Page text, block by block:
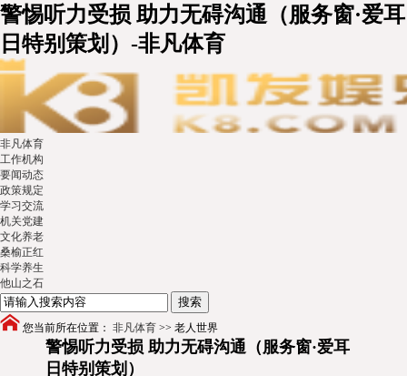
警惕听力受损 助力无碍沟通（服务窗·爱耳
日特别策划）-非凡体育
非凡体育
工作机构
要闻动态
政策规定
学习交流
机关党建
文化养老
桑榆正红
科学养生
他山之石
您当前所在位置： 非凡体育 >> 老人世界
警惕听力受损 助力无碍沟通（服务窗·爱耳
日特别策划）